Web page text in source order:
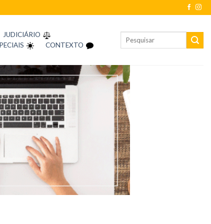
JUDICIÁRIO
CONTEXTO